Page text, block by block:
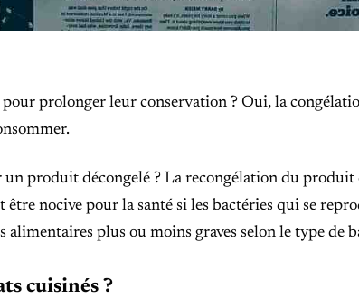
prolonger leur conservation ? Oui, la
un produit décongelé ? La recongélation du produit
nocive pour la santé si les bactéries qui se
plus ou moins graves selon le type de
cuisinés ?